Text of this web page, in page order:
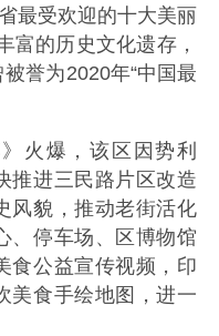
最受欢迎的十大美丽
富的历史文化遗存，
誉为2020年“中国最
火爆，该区因势利
推进三民路片区改造
风貌，推动老街活化
、停车场、区博物馆
食公益宣传视频，印
美食手绘地图，进一